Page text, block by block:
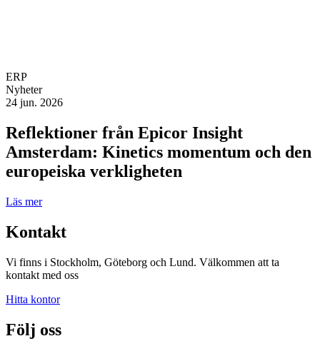
ERP
Nyheter
24 jun. 2026
Reflektioner från Epicor Insight
Amsterdam: Kinetics momentum och den
europeiska verkligheten
Läs mer
Kontakt
Vi finns i Stockholm, Göteborg och Lund. Välkommen att ta
kontakt med oss
Hitta kontor
Följ oss